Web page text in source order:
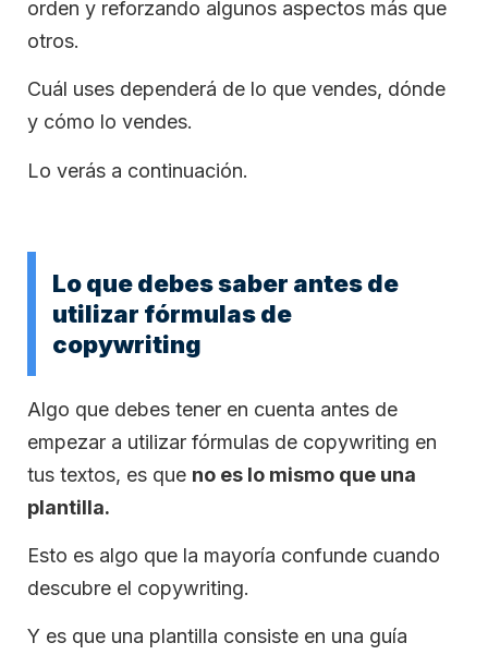
orden y reforzando algunos aspectos más que
otros.
Cuál uses dependerá de lo que vendes, dónde
y cómo lo vendes.
Lo verás a continuación.
Lo que debes saber antes de
utilizar fórmulas de
copywriting
Algo que debes tener en cuenta antes de
empezar a utilizar fórmulas de copywriting en
tus textos, es que no es lo mismo que una
plantilla.
Esto es algo que la mayoría confunde cuando
descubre el copywriting.
Y es que una plantilla consiste en una guía